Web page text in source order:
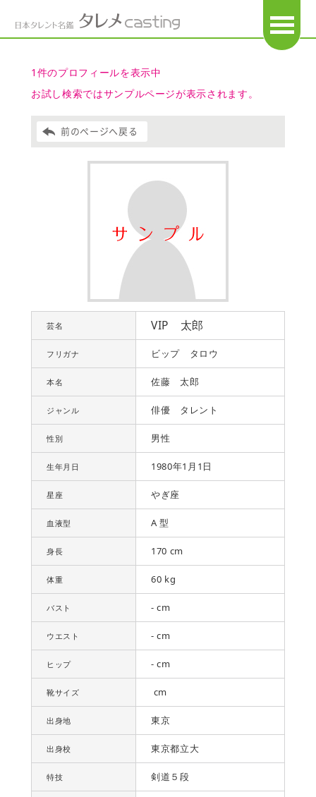
1件のプロフィールを表示中
お試し検索ではサンプルページが表示されます。
前のページへ戻る
芸名 VIP 太郎
フリガナ ビップ タロウ
本名 佐藤 太郎
ジャンル 俳優 タレント
性別 男性
生年月日 1980年1月1日
星座 やぎ座
血液型 A 型
身長 170 cm
体重 60 kg
バスト - cm
ウエスト - cm
ヒップ - cm
靴サイズ cm
出身地 東京
出身校 東京都立大
特技 剣道５段